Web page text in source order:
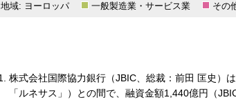
地域: ヨーロッパ 一般製造業・サービス業 その
株式会社国際協力銀行（JBIC、総裁：前田 匡史）
「ルネサス」）との間で、融資金額1,440億円（